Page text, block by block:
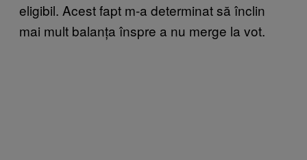
eligibil. Acest fapt m-a determinat să înclin
mai mult balanța înspre a nu merge la vot.